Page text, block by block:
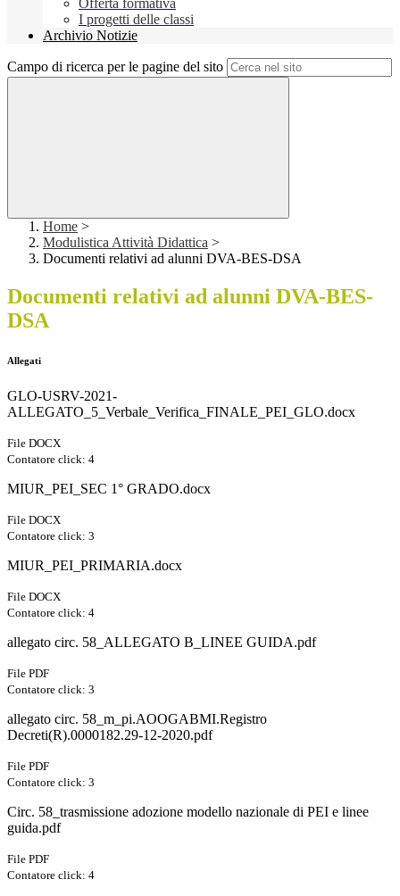
Offerta formativa
I progetti delle classi
Archivio Notizie
Campo di ricerca per le pagine del sito
Home >
Modulistica Attività Didattica >
Documenti relativi ad alunni DVA-BES-DSA
Documenti relativi ad alunni DVA-BES-
DSA
Allegati
GLO-USRV-2021-
ALLEGATO_5_Verbale_Verifica_FINALE_PEI_GLO.docx
File DOCX
Contatore click: 4
MIUR_PEI_SEC 1° GRADO.docx
File DOCX
Contatore click: 3
MIUR_PEI_PRIMARIA.docx
File DOCX
Contatore click: 4
allegato circ. 58_ALLEGATO B_LINEE GUIDA.pdf
File PDF
Contatore click: 3
allegato circ. 58_m_pi.AOOGABMI.Registro
Decreti(R).0000182.29-12-2020.pdf
File PDF
Contatore click: 3
Circ. 58_trasmissione adozione modello nazionale di PEI e linee
guida.pdf
File PDF
Contatore click: 4